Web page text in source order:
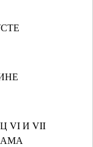
VI И VII